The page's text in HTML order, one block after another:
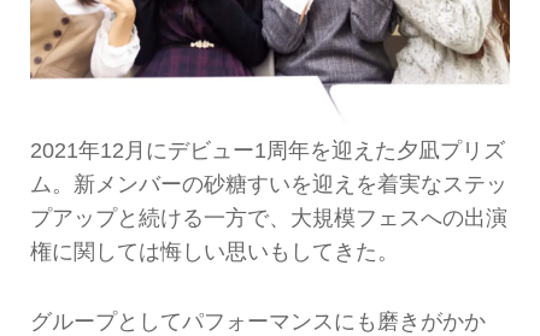
2021年12月にデビュー1周年を迎えた夕凪プリズ
ム。新メンバーの砂糖すいを迎えを着実なステッ
プアップと続ける一方で、大規模フェスへの出演
権に関しては悔しい思いもしてきた。
グループとしてパフォーマンスにも磨きがかか